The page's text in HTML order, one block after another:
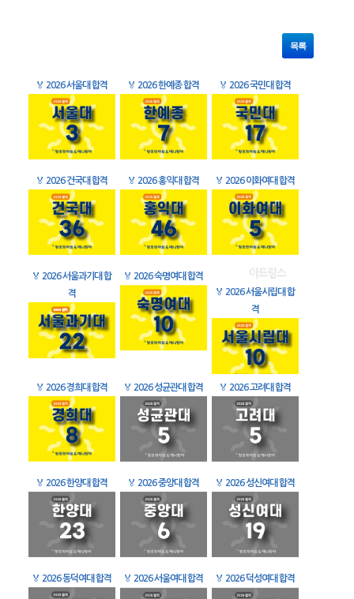
목록
🏅 2026 서울대 합격 🏅 2026 한예종 합격 🏅 2026 국민대 합격
🏅 2026 건국대 합격 🏅 2026 홍익대 합격 🏅 2026 이화여대 합격
🏅 2026 서울과기대 합
격
🏅 2026 숙명여대 합격
🏅 2026 서울시립대 합
격
🏅 2026 경희대 합격 🏅 2026 성균관대 합격 🏅 2026 고려대 합격
🏅 2026 한양대 합격 🏅 2026 중앙대 합격 🏅 2026 성신여대 합격
🏅 2026 동덕여대 합격 🏅 2026 서울여대 합격 🏅 2026 덕성여대 합격